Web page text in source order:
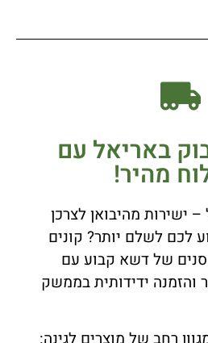
באריאל עם
מהיר!
ישירות מהיבואן לצרכן
לכם לשלם יותר? קונים
של דשא קבוע עם
והזמנה ידידותית בממשק